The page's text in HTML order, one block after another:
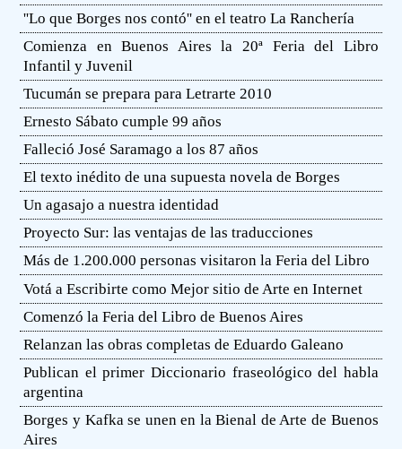
''Lo que Borges nos contó'' en el teatro La Ranchería
Comienza en Buenos Aires la 20ª Feria del Libro
Infantil y Juvenil
Tucumán se prepara para Letrarte 2010
Ernesto Sábato cumple 99 años
Falleció José Saramago a los 87 años
El texto inédito de una supuesta novela de Borges
Un agasajo a nuestra identidad
Proyecto Sur: las ventajas de las traducciones
Más de 1.200.000 personas visitaron la Feria del Libro
Votá a Escribirte como Mejor sitio de Arte en Internet
Comenzó la Feria del Libro de Buenos Aires
Relanzan las obras completas de Eduardo Galeano
Publican el primer Diccionario fraseológico del habla
argentina
Borges y Kafka se unen en la Bienal de Arte de Buenos
Aires